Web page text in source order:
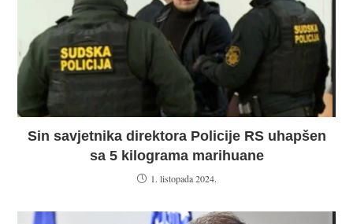
Sin savjetnika direktora Policije RS uhapšen
sa 5 kilograma marihuane
1. listopada 2024.